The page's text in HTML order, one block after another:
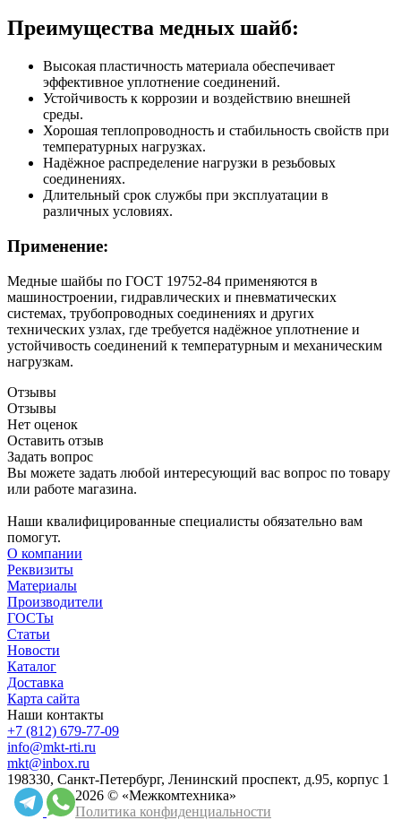
Преимущества медных шайб:
Высокая пластичность материала обеспечивает
эффективное уплотнение соединений.
Устойчивость к коррозии и воздействию внешней
среды.
Хорошая теплопроводность и стабильность свойств при
температурных нагрузках.
Надёжное распределение нагрузки в резьбовых
соединениях.
Длительный срок службы при эксплуатации в
различных условиях.
Применение:
Медные шайбы по ГОСТ 19752-84 применяются в
машиностроении, гидравлических и пневматических
системах, трубопроводных соединениях и других
технических узлах, где требуется надёжное уплотнение и
устойчивость соединений к температурным и механическим
нагрузкам.
Отзывы
Отзывы
Нет оценок
Оставить отзыв
Задать вопрос
Вы можете задать любой интересующий вас вопрос по товару
или работе магазина.
Наши квалифицированные специалисты обязательно вам
помогут.
О компании
Реквизиты
Материалы
Производители
ГОСТы
Статьи
Новости
Каталог
Доставка
Карта сайта
Наши контакты
+7 (812) 679-77-09
info@mkt-rti.ru
mkt@inbox.ru
198330, Санкт-Петербург, Ленинский проспект, д.95, корпус 1
2026 © «Межкомтехника»
Политика конфиденциальности